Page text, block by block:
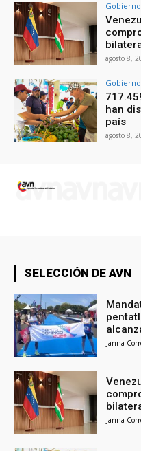
Gobierno
agosto 8,
Gobierno
han
país
agosto 8,
SELECCIÓN DE AVN
Janna
Janna